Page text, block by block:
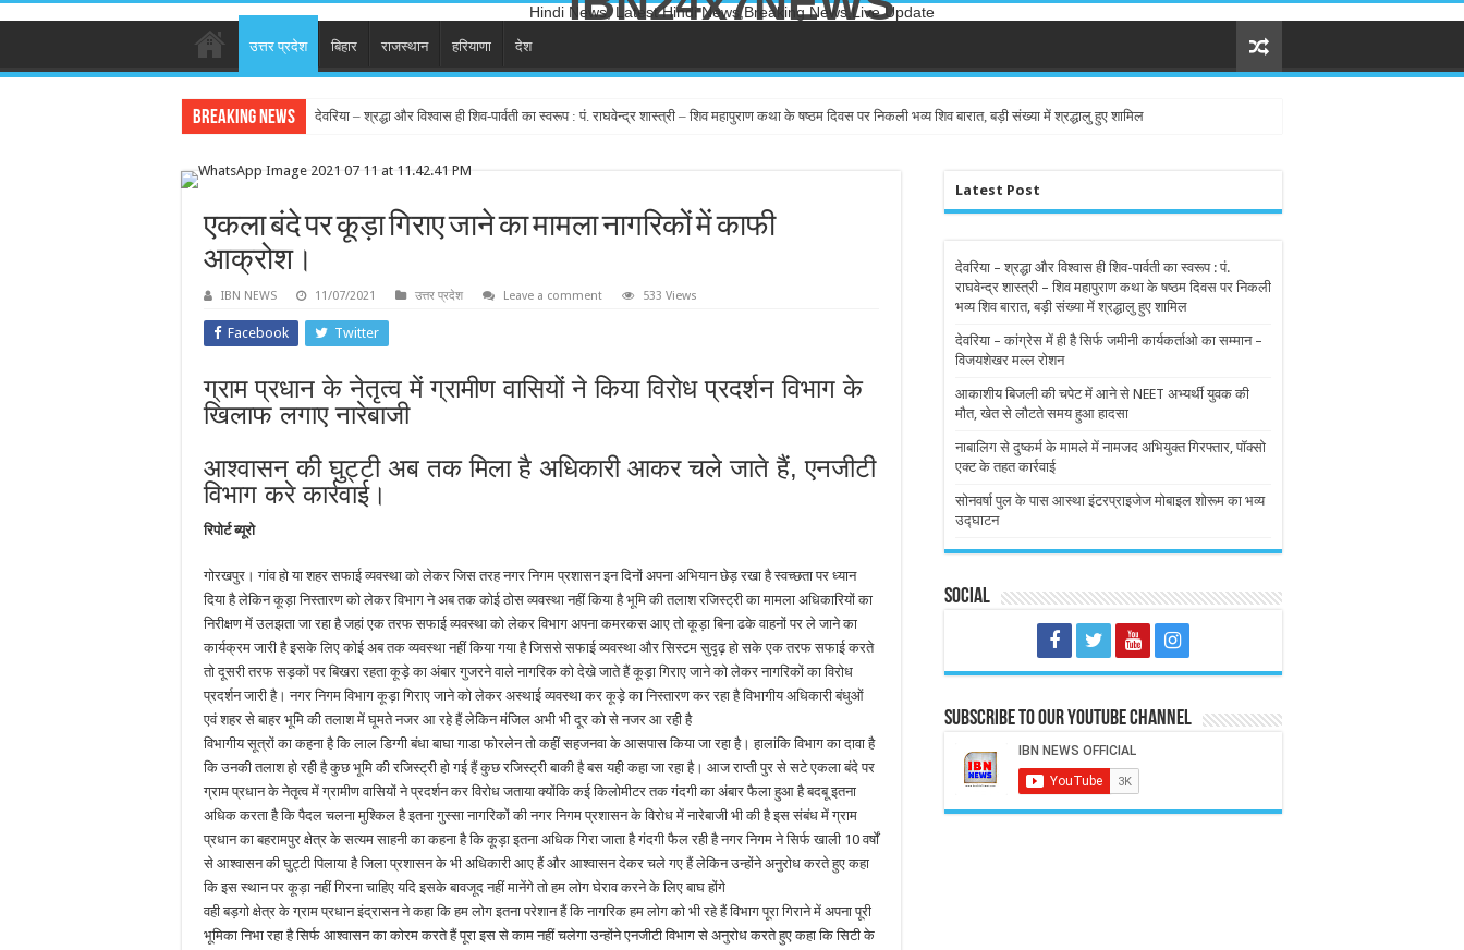
Hindi News, Latest Hindi News,Breaking News,Live Update
उत्तर प्रदेश बिहार राजस्थान हरियाणा देश
Breaking News देवरिया – श्रद्धा और विश्वास ही शिव-पार्वती का स्वरूप : पं. राघवेन्द्र शास्त्री – शिव महापुराण कथा के षष्ठम दिवस पर निकली भव्य शिव बारात, बड़ी संख्या में श्रद्धालु हुए शामिल
एकला बंदे पर कूड़ा गिराए जाने का मामला नागरिकों में काफी
आक्रोश।
IBN NEWS 11/07/2021 उत्तर प्रदेश Leave a comment 533 Views
Facebook Twitter
ग्राम प्रधान के नेतृत्व में ग्रामीण वासियों ने किया विरोध प्रदर्शन विभाग के
खिलाफ लगाए नारेबाजी
आश्वासन की घुट्टी अब तक मिला है अधिकारी आकर चले जाते हैं, एनजीटी
विभाग करे कार्रवाई।
रिपोर्ट ब्यूरो
गोरखपुर। गांव हो या शहर सफाई व्यवस्था को लेकर जिस तरह नगर निगम प्रशासन इन दिनों अपना अभियान छेड़ रखा है स्वच्छता पर ध्यान
दिया है लेकिन कूड़ा निस्तारण को लेकर विभाग ने अब तक कोई ठोस व्यवस्था नहीं किया है भूमि की तलाश रजिस्ट्री का मामला अधिकारियों का
निरीक्षण में उलझता जा रहा है जहां एक तरफ सफाई व्यवस्था को लेकर विभाग अपना कमरकस आए तो कूड़ा बिना ढके वाहनों पर ले जाने का
कार्यक्रम जारी है इसके लिए कोई अब तक व्यवस्था नहीं किया गया है जिससे सफाई व्यवस्था और सिस्टम सुदृढ़ हो सके एक तरफ सफाई करते
तो दूसरी तरफ सड़कों पर बिखरा रहता कूड़े का अंबार गुजरने वाले नागरिक को देखे जाते हैं कूड़ा गिराए जाने को लेकर नागरिकों का विरोध
प्रदर्शन जारी है। नगर निगम विभाग कूड़ा गिराए जाने को लेकर अस्थाई व्यवस्था कर कूड़े का निस्तारण कर रहा है विभागीय अधिकारी बंधुओं
एवं शहर से बाहर भूमि की तलाश में घूमते नजर आ रहे हैं लेकिन मंजिल अभी भी दूर को से नजर आ रही है
विभागीय सूत्रों का कहना है कि लाल डिग्गी बंधा बाघा गाडा फोरलेन तो कहीं सहजनवा के आसपास किया जा रहा है। हालांकि विभाग का दावा है
कि उनकी तलाश हो रही है कुछ भूमि की रजिस्ट्री हो गई हैं कुछ रजिस्ट्री बाकी है बस यही कहा जा रहा है। आज राप्ती पुर से सटे एकला बंदे पर
ग्राम प्रधान के नेतृत्व में ग्रामीण वासियों ने प्रदर्शन कर विरोध जताया क्योंकि कई किलोमीटर तक गंदगी का अंबार फैला हुआ है बदबू इतना
अधिक करता है कि पैदल चलना मुश्किल है इतना गुस्सा नागरिकों की नगर निगम प्रशासन के विरोध में नारेबाजी भी की है इस संबंध में ग्राम
प्रधान का बहरामपुर क्षेत्र के सत्यम साहनी का कहना है कि कूड़ा इतना अधिक गिरा जाता है गंदगी फैल रही है नगर निगम ने सिर्फ खाली 10 वर्षों
से आश्वासन की घुट्टी पिलाया है जिला प्रशासन के भी अधिकारी आए हैं और आश्वासन देकर चले गए हैं लेकिन उन्होंने अनुरोध करते हुए कहा
कि इस स्थान पर कूड़ा नहीं गिरना चाहिए यदि इसके बावजूद नहीं मानेंगे तो हम लोग घेराव करने के लिए बाघ होंगे
वही बड़गो क्षेत्र के ग्राम प्रधान इंद्रासन ने कहा कि हम लोग इतना परेशान हैं कि नागरिक हम लोग को भी रहे हैं विभाग पूरा गिराने में अपना पूरी
भूमिका निभा रहा है सिर्फ आश्वासन का कोरम करते हैं पूरा इस से काम नहीं चलेगा उन्होंने एनजीटी विभाग से अनुरोध करते हुए कहा कि सिटी के
Latest Post
देवरिया – श्रद्धा और विश्वास ही शिव-पार्वती का स्वरूप : पं.
राघवेन्द्र शास्त्री – शिव महापुराण कथा के षष्ठम दिवस पर निकली
भव्य शिव बारात, बड़ी संख्या में श्रद्धालु हुए शामिल
देवरिया – कांग्रेस में ही है सिर्फ जमीनी कार्यकर्ताओ का सम्मान –
विजयशेखर मल्ल रोशन
आकाशीय बिजली की चपेट में आने से NEET अभ्यर्थी युवक की
मौत, खेत से लौटते समय हुआ हादसा
नाबालिग से दुष्कर्म के मामले में नामजद अभियुक्त गिरफ्तार, पॉक्सो
एक्ट के तहत कार्रवाई
सोनवर्षा पुल के पास आस्था इंटरप्राइजेज मोबाइल शोरूम का भव्य
उद्घाटन
Social
Subscribe to our Youtube Channel